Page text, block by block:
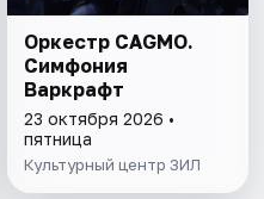
Оркестр CAGMO.
Симфония
Варкрафт
23 октября 2026 •
пятница
Культурный центр ЗИЛ